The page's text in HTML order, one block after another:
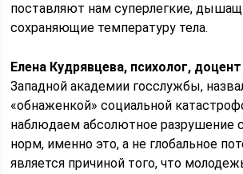
поставляют нам суперлегкие,
сохраняющие температуру тела.
Елена Кудрявцева, психолог, доцент
Западной академии госслужбы,
«обнаженкой» социальной
наблюдаем абсолютное разрушение
норм, именно это, а не глобальное
является причиной того, что